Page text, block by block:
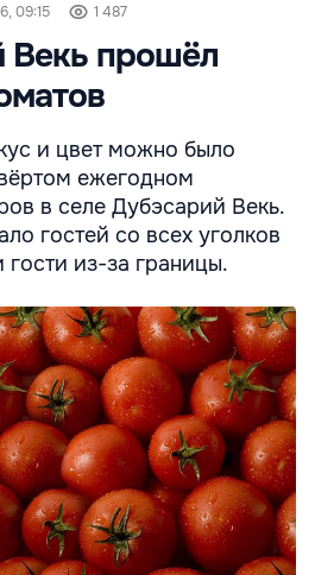
09:15 1 487
Векь прошёл
и цвет можно было
ежегодном
в селе Дубэсарий Векь.
гостей со всех уголков
из-за границы.